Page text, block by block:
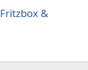
&